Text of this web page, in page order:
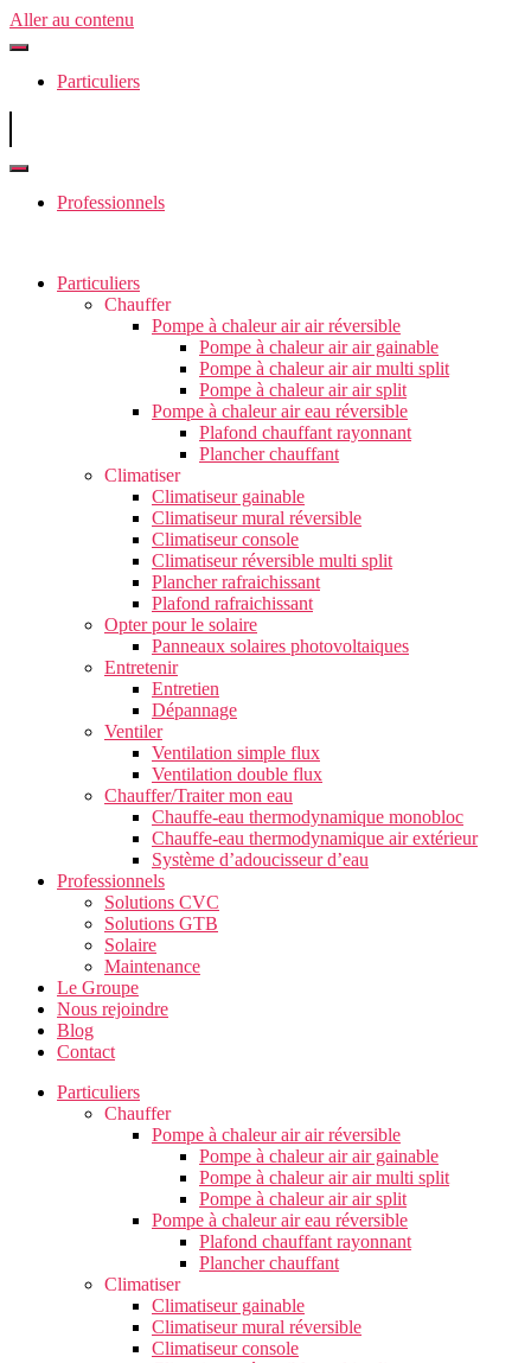
Aller au contenu
Particuliers
Professionnels
Particuliers
Chauffer
Pompe à chaleur air air réversible
Pompe à chaleur air air gainable
Pompe à chaleur air air multi split
Pompe à chaleur air air split
Pompe à chaleur air eau réversible
Plafond chauffant rayonnant
Plancher chauffant
Climatiser
Climatiseur gainable
Climatiseur mural réversible
Climatiseur console
Climatiseur réversible multi split
Plancher rafraichissant
Plafond rafraichissant
Opter pour le solaire
Panneaux solaires photovoltaiques
Entretenir
Entretien
Dépannage
Ventiler
Ventilation simple flux
Ventilation double flux
Chauffer/Traiter mon eau
Chauffe-eau thermodynamique monobloc
Chauffe-eau thermodynamique air extérieur
Système d’adoucisseur d’eau
Professionnels
Solutions CVC
Solutions GTB
Solaire
Maintenance
Le Groupe
Nous rejoindre
Blog
Contact
Particuliers
Chauffer
Pompe à chaleur air air réversible
Pompe à chaleur air air gainable
Pompe à chaleur air air multi split
Pompe à chaleur air air split
Pompe à chaleur air eau réversible
Plafond chauffant rayonnant
Plancher chauffant
Climatiser
Climatiseur gainable
Climatiseur mural réversible
Climatiseur console